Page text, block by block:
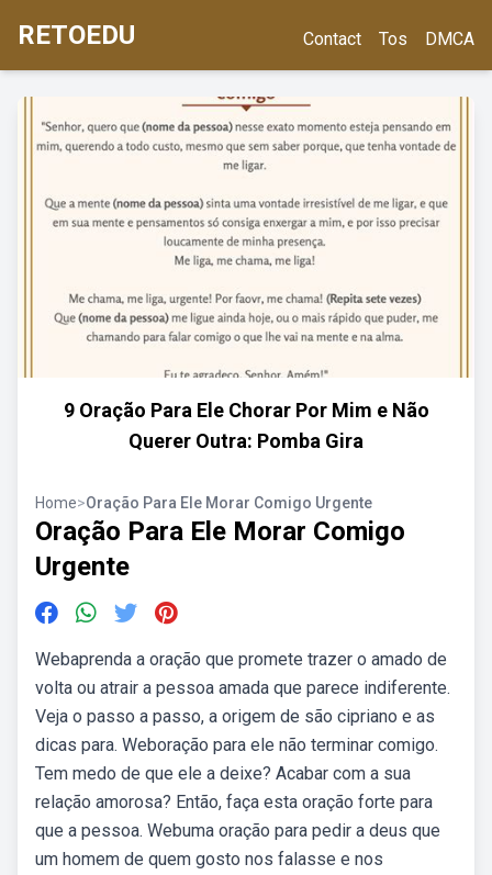
RETOEDU Contact Tos DMCA
9 Oração Para Ele Chorar Por Mim e Não
Querer Outra: Pomba Gira
Home>Oração Para Ele Morar Comigo Urgente
Oração Para Ele Morar Comigo
Urgente
Webaprenda a oração que promete trazer o amado de
volta ou atrair a pessoa amada que parece indiferente.
Veja o passo a passo, a origem de são cipriano e as
dicas para. Weboração para ele não terminar comigo.
Tem medo de que ele a deixe? Acabar com a sua
relação amorosa? Então, faça esta oração forte para
que a pessoa. Webuma oração para pedir a deus que
um homem de quem gosto nos falasse e nos